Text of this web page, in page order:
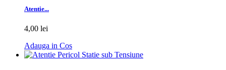
Atentie...
4,00 lei
Adauga in Cos